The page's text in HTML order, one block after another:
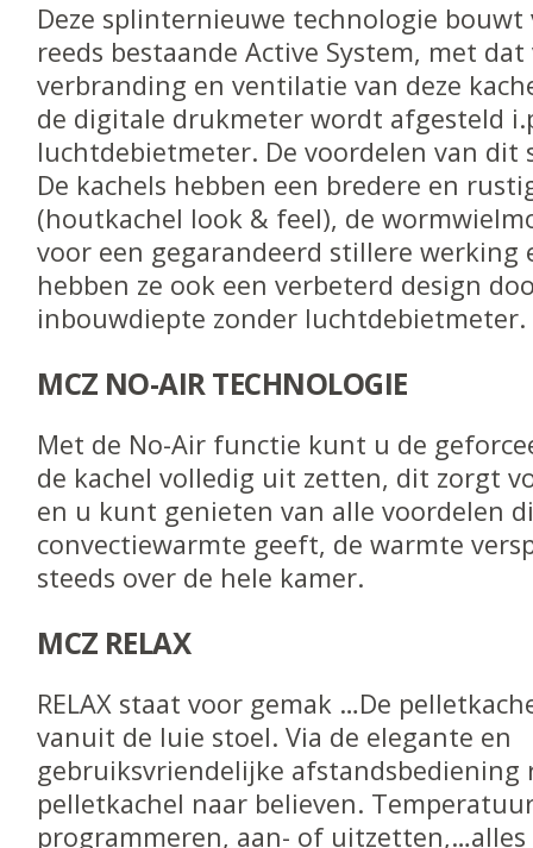
Deze splinternieuwe technologie
reeds bestaande Active System, met
verbranding en ventilatie van deze
de digitale drukmeter wordt afgesteld
luchtdebietmeter. De voordelen van dit
De kachels hebben een bredere en
(houtkachel look & feel), de
voor een gegarandeerd stillere werking
hebben ze ook een verbeterd design
inbouwdiepte zonder luchtdebietmeter.
MCZ NO-AIR TECHNOLOGIE
Met de No-Air functie kunt u de
de kachel volledig uit zetten, dit zorgt
en u kunt genieten van alle voordelen
convectiewarmte geeft, de warmte
steeds over de hele kamer.
MCZ RELAX
RELAX staat voor gemak …De
vanuit de luie stoel. Via de elegante en
gebruiksvriendelijke afstandsbediening
pelletkachel naar believen.
programmeren, aan- of uitzetten,…alles